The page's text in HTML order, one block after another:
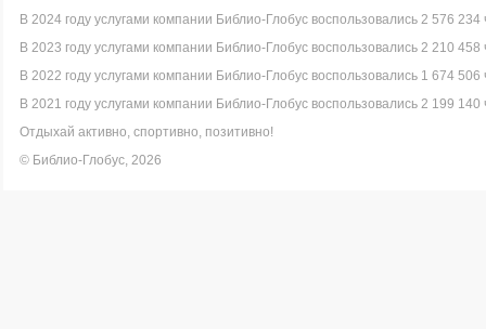
В 2024 году услугами компании Библио-Глобус воспользовались 2 576 234
В 2023 году услугами компании Библио-Глобус воспользовались 2 210 458
В 2022 году услугами компании Библио-Глобус воспользовались 1 674 506
В 2021 году услугами компании Библио-Глобус воспользовались 2 199 140
Отдыхай активно, спортивно, позитивно!
© Библио-Глобус, 2026